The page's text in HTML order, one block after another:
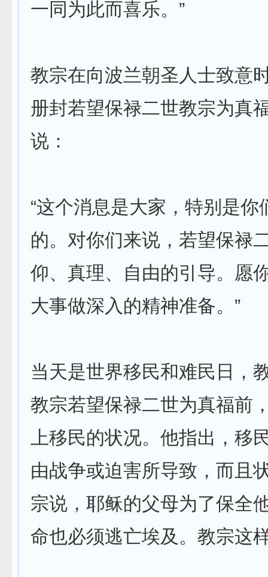
一同为此而喜乐。”
教宗在向波兰朝圣人士致意
册封若望保禄二世教宗为真
说：
“这个消息是大家，特别是你
的。对你们来说，若望保禄
仰、真理、自由的引导。愿
大事做深入的精神准备。”
当天是世界移民和难民日，
教宗若望保禄二世为真福前
上移民的状况。他指出，移
由战争或迫害所导致，而且
宗说，耶稣的父母为了保全
命也必须逃亡埃及。教宗这